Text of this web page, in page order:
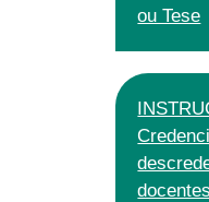
ou Tese
docentes